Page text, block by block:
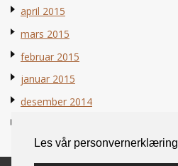
Les vår personvernerklæring
april 2015
mars 2015
februar 2015
januar 2015
desember 2014